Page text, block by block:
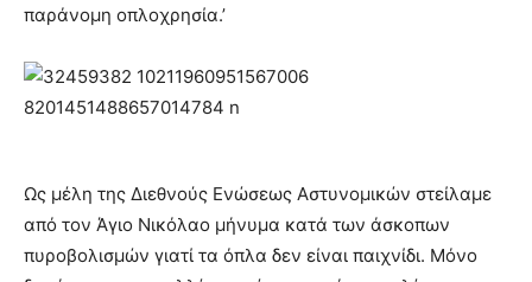
παράνομη οπλοχρησία.’
Ως μέλη της Διεθνούς Ενώσεως Αστυνομικών στείλαμε
από τον Άγιο Νικόλαο μήνυμα κατά των άσκοπων
πυροβολισμών γιατί τα όπλα δεν είναι παιχνίδι. Μόνο